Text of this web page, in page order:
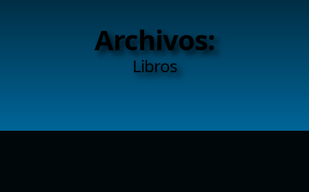
Archivos:
Libros